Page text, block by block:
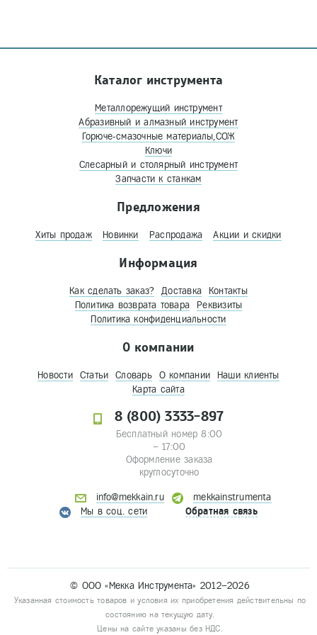
Каталог инструмента
Металлорежущий инструмент
Абразивный и алмазный инструмент
Горюче-смазочные материалы,СОЖ
Ключи
Слесарный и столярный инструмент
Запчасти к станкам
Предложения
Хиты продаж Новинки Распродажа Акции и скидки
Информация
Как сделать заказ? Доставка
Контакты
Политика возврата товара
Реквизиты
Политика конфиденциальности
О компании
Новости Статьи Словарь О компании
Наши клиенты
Карта сайта
8 (800) 3333-897
Бесплатный номер 8:00
– 17:00
Оформление заказа
круглосуточно
info@mekkain.ru
mekkainstrumenta
Мы в соц. сети
Обратная связь
© ООО «Мекка Инструмента» 2012–2026
Указанная стоимость товаров и условия их приобретения действительны по
состоянию на текущую дату.
Цены на сайте указаны без НДС.